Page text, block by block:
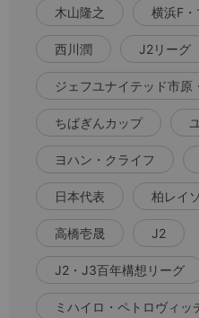
木山隆之 横浜F・
西川潤 J2リーグ
ジェフユナイテッド市原
ちばぎんカップ
ヨハン・クライフ
日本代表 柏レイ
高橋壱晟 J2
J2・J3百年構想リーグ
ミハイロ・ペトロヴィッ